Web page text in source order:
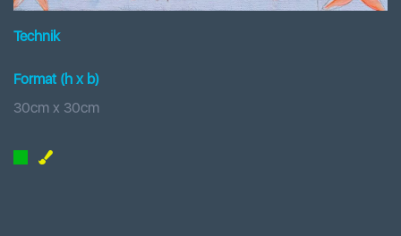
Technik
Format (h x b)
30cm x 30cm